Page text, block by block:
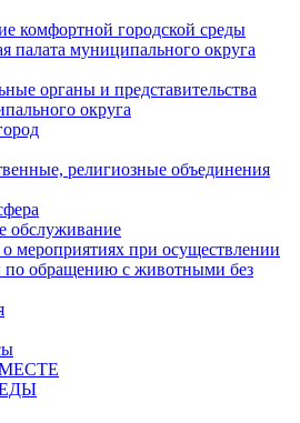
комфортной городской среды
палата муниципального округа
органы и представительства
округа
религиозные объединения
обслуживание
мероприятиях при осуществлении
по обращению с животными без